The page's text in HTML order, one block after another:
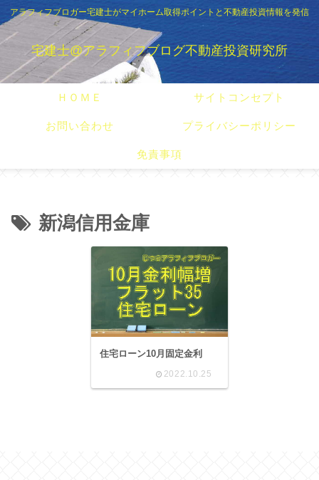
アラフィフブロガー宅建士がマイホーム取得ポイントと不動産投資情報を発信
宅建士@アラフィフブログ不動産投資研究所
ＨＯＭＥ サイトコンセプト
お問い合わせ プライバシーポリシー
免責事項
新潟信用金庫
住宅ローン10月固定金利
2022.10.25